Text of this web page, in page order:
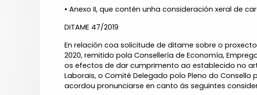
• Anexo II, que contén unha consideración xeral de
DITAME 47/2019
En relación coa solicitude de ditame sobre o
2020, remitido pola Consellería de Economía,
os efectos de dar cumprimento ao establecido no
Laborais, o Comité Delegado polo Pleno do
acordou pronunciarse en canto ás seguintes